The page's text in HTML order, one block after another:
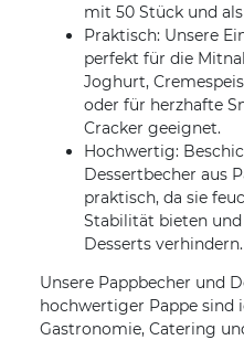
mit 50 Stück und
Praktisch: Unsere
perfekt für die
Joghurt,
oder für herzhafte
Cracker geeignet.
Hochwertig:
Dessertbecher aus
praktisch, da sie
Stabilität bieten und
Desserts verhindern.
Unsere Pappbecher und
hochwertiger Pappe sind
Gastronomie, Catering